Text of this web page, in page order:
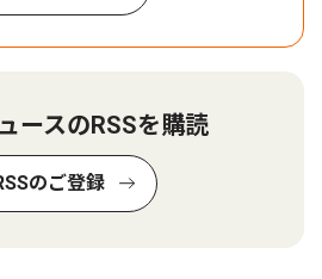
ースのRSSを購読
のご登録